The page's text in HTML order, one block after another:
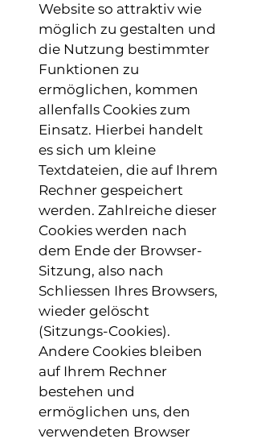
Website so attraktiv wie
möglich zu gestalten und
die Nutzung bestimmter
Funktionen zu
ermöglichen, kommen
allenfalls Cookies zum
Einsatz. Hierbei handelt
es sich um kleine
Textdateien, die auf Ihrem
Rechner gespeichert
werden. Zahlreiche dieser
Cookies werden nach
dem Ende der Browser-
Sitzung, also nach
Schliessen Ihres Browsers,
wieder gelöscht
(Sitzungs-Cookies).
Andere Cookies bleiben
auf Ihrem Rechner
bestehen und
ermöglichen uns, den
verwendeten Browser